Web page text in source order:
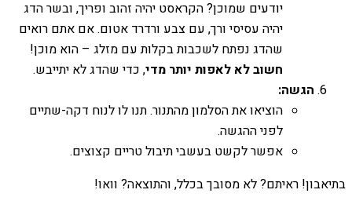
יודעים שמוכן? הקראסט יהיה זהוב ופריך, ובשר הדג
יהיה עסיסי ורך, עם צבע ורדרד אטום. אם אתם רואים
שהדג נפתח לשכבות בקלות עם מזלג – הוא מוכן!
חשוב לא לאפות יותר מדי, כדי שהדג לא יתייבש.
הגשה:
הוציאו את הסלמון מהתנור. תנו לו לנוח דקה-שתיים
לפני ההגשה.
אפשר לקשט בעשבי תיבול טריים קצוצים.
בתיאבון! ראיתם? לא מסובך בכלל, והתוצאה? וואו!